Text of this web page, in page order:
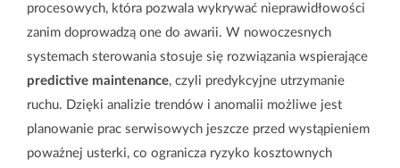
procesowych, która pozwala wykrywać nieprawidłowości
zanim doprowadzą one do awarii. W nowoczesnych
systemach sterowania stosuje się rozwiązania wspierające
predictive maintenance, czyli predykcyjne utrzymanie
ruchu. Dzięki analizie trendów i anomalii możliwe jest
planowanie prac serwisowych jeszcze przed wystąpieniem
poważnej usterki, co ogranicza ryzyko kosztownych